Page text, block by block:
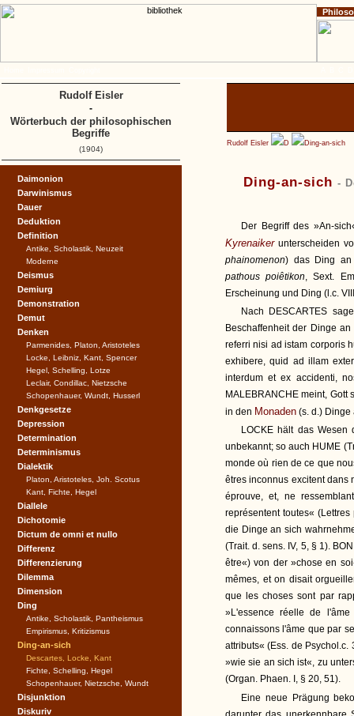
Rudolf Eisler D Ding-an-sich
Ding-an-sich -
Der Begriff des »An-
Kyrenaiker unterscheiden
phainomenon) das Ding an
pathous poiêtikon, Sext.
Erscheinung und Ding (l.c.
Nach DESCARTES
Beschaffenheit der Dinge
referri nisi ad istam corporis
exhibere, quid ad illam
interdum et ex accidenti,
MALEBRANCHE meint,
in den Monaden (s. d.)
LOCKE hält das Wesen
unbekannt; so auch HUME
monde où rien de ce que
êtres inconnus excitent dans
éprouve, et, ne
représentent toutes«
die Dinge an sich
(Trait. d. sens. IV, 5, § 1).
être«) von der »chose en
mêmes, et on disait
que les choses sont par
»L'essence réelle de
connaissons l'âme que par
attributs« (Ess. de Psychol.c.
»wie sie an sich ist«, zu
(Organ. Phaen. I, § 20, 51).
Eine neue Prägung
Daimonion
Darwinismus
Dauer
Deduktion
Definition
Antike, Scholastik, Neuzeit
Moderne
Deismus
Demiurg
Demonstration
Demut
Denken
Parmenides, Platon, Aristoteles
Locke, Leibniz, Kant, Spencer
Hegel, Schelling, Lotze
Leclair, Condillac, Nietzsche
Schopenhauer, Wundt, Husserl
Denkgesetze
Depression
Determination
Determinismus
Dialektik
Platon, Aristoteles, Joh. Scotus
Kant, Fichte, Hegel
Diallele
Dichotomie
Dictum de omni et nullo
Differenz
Differenzierung
Dilemma
Dimension
Ding
Antike, Scholastik, Pantheismus
Empirismus, Kritizismus
Ding-an-sich
Descartes, Locke, Kant
Fichte, Schelling, Hegel
Schopenhauer, Nietzsche, Wundt
Disjunktion
Diskuriv
Rudolf Eisler
-
Wörterbuch der philosophischen
Begriffe
(1904)